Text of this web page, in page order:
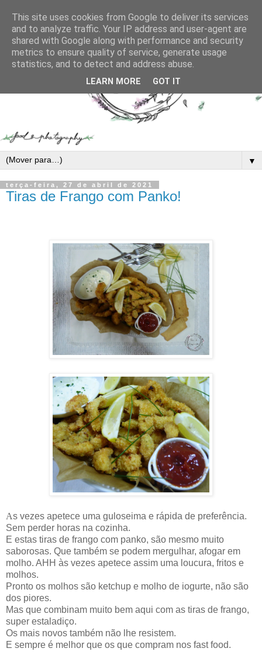
▼
terça-feira, 27 de abril de 2021
Tiras de Frango com Panko!
As vezes apetece uma guloseima e rápida de preferência.
Sem perder horas na cozinha.
E estas tiras de frango com panko, são mesmo muito
saborosas. Que também se podem mergulhar, afogar em
molho. AHH às vezes apetece assim uma loucura, fritos e
molhos.
Pronto os molhos são ketchup e molho de iogurte, não são
dos piores.
Mas que combinam muito bem aqui com as tiras de frango,
super estaladiço.
Os mais novos também não lhe resistem.
E sempre é melhor que os que compram nos fast food.
This site uses cookies from Google to deliver its services
and to analyze traffic. Your IP address and user-agent are
shared with Google along with performance and security
metrics to ensure quality of service, generate usage
statistics, and to detect and address abuse.
LEARN MORE GOT IT